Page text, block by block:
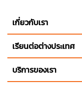
เกี่ยวกับเรา
เรียนต่อต่างประเทศ
บริการของเรา